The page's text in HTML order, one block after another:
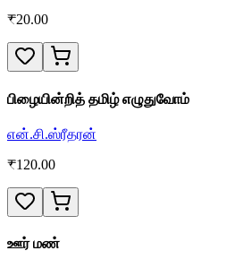
₹20.00
பிழையின்றித் தமிழ் எழுதுவோம்
என்.சி.ஸ்ரீதரன்
₹120.00
ஊர் மண்